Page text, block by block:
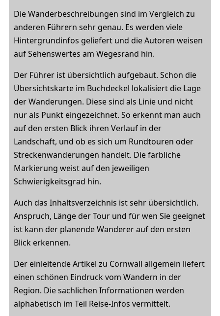
Die Wanderbeschreibungen sind im Vergleich zu
anderen Führern sehr genau. Es werden viele
Hintergrundinfos geliefert und die Autoren weisen
auf Sehenswertes am Wegesrand hin.
Der Führer ist übersichtlich aufgebaut. Schon die
Übersichtskarte im Buchdeckel lokalisiert die Lage
der Wanderungen. Diese sind als Linie und nicht
nur als Punkt eingezeichnet. So erkennt man auch
auf den ersten Blick ihren Verlauf in der
Landschaft, und ob es sich um Rundtouren oder
Streckenwanderungen handelt. Die farbliche
Markierung weist auf den jeweiligen
Schwierigkeitsgrad hin.
Auch das Inhaltsverzeichnis ist sehr übersichtlich.
Anspruch, Länge der Tour und für wen Sie geeignet
ist kann der planende Wanderer auf den ersten
Blick erkennen.
Der einleitende Artikel zu Cornwall allgemein liefert
einen schönen Eindruck vom Wandern in der
Region. Die sachlichen Informationen werden
alphabetisch im Teil Reise-Infos vermittelt.